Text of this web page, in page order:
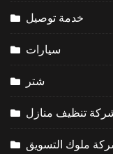
خدمة توصيل
سيارات
شتر
تنظيف منازل
ملوك التسويق